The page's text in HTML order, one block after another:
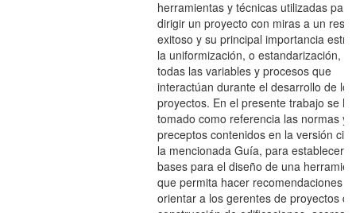
herramientas y técnicas utilizadas para
dirigir un proyecto con miras a un
exitoso y su principal importancia
la uniformización, o estandarización, de
todas las variables y procesos que
interactúan durante el desarrollo de los
proyectos. En el presente trabajo se
tomado como referencia las normas y
preceptos contenidos en la versión
la mencionada Guía, para establecer
bases para el diseño de una
que permita hacer recomendaciones y
orientar a los gerentes de proyectos de